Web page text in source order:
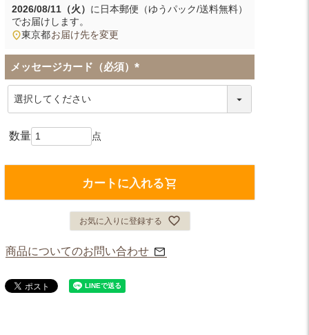
2026/08/11（火） に 日本郵便（ゆうパック/送料無料）
でお届けします。
東京都お届け先を変更
メッセージカード（必須）
(
カートに入れる
お気に入りに登録する
商品についてのお問い合わせ